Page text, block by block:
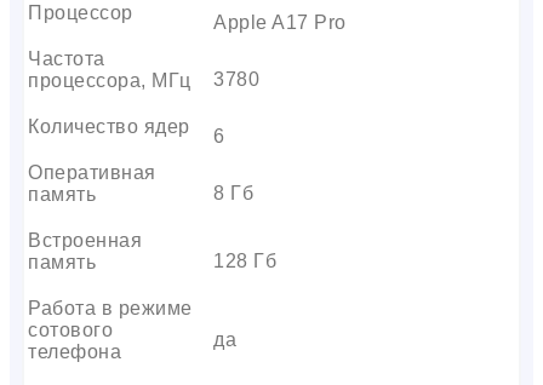
Процессор
Apple A17 Pro
Частота
процессора, МГц
3780
Количество ядер
6
Оперативная
память
8 Гб
Встроенная
память
128 Гб
Работа в режиме
сотового
телефона
да